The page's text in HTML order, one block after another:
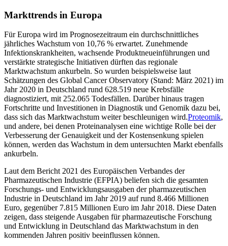
Markttrends in Europa
Für Europa wird im Prognosezeitraum ein durchschnittliches
jährliches Wachstum von 10,76 % erwartet. Zunehmende
Infektionskrankheiten, wachsende Produktneueinführungen und
verstärkte strategische Initiativen dürften das regionale
Marktwachstum ankurbeln. So wurden beispielsweise laut
Schätzungen des Global Cancer Observatory (Stand: März 2021) im
Jahr 2020 in Deutschland rund 628.519 neue Krebsfälle
diagnostiziert, mit 252.065 Todesfällen. Darüber hinaus tragen
Fortschritte und Investitionen in Diagnostik und Genomik dazu bei,
dass sich das Marktwachstum weiter beschleunigen wird.Proteomik,
und andere, bei denen Proteinanalysen eine wichtige Rolle bei der
Verbesserung der Genauigkeit und der Kostensenkung spielen
können, werden das Wachstum in dem untersuchten Markt ebenfalls
ankurbeln.
Laut dem Bericht 2021 des Europäischen Verbandes der
Pharmazeutischen Industrie (EFPIA) beliefen sich die gesamten
Forschungs- und Entwicklungsausgaben der pharmazeutischen
Industrie in Deutschland im Jahr 2019 auf rund 8.466 Millionen
Euro, gegenüber 7.815 Millionen Euro im Jahr 2018. Diese Daten
zeigen, dass steigende Ausgaben für pharmazeutische Forschung
und Entwicklung in Deutschland das Marktwachstum in den
kommenden Jahren positiv beeinflussen können.